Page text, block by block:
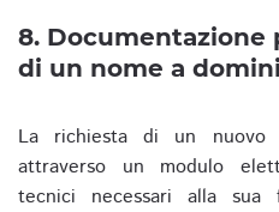
8. Documentazione
di un nome a
La richiesta di un nuovo
attraverso un modulo
tecnici necessari alla sua